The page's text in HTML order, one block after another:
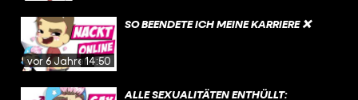
vor 6 Jahren14:50
SO BEENDETE ICH MEINE KARRIERE ❌
ALLE SEXUALITÄTEN ENTHÜLLT: